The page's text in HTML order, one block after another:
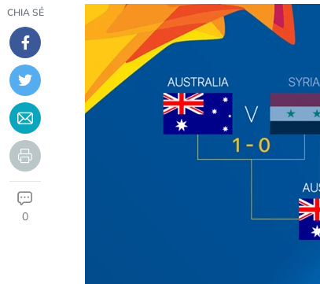
CHIA SẺ
0